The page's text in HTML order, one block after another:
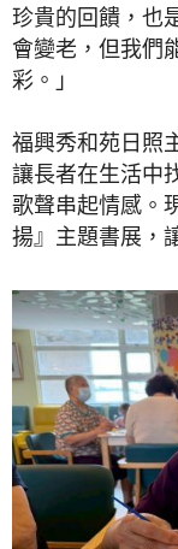
珍貴的回饋，也
會變老，但我們
彩。」
福興秀和苑日照
讓長者在生活中
歌聲串起情感。
揚』主題書展，